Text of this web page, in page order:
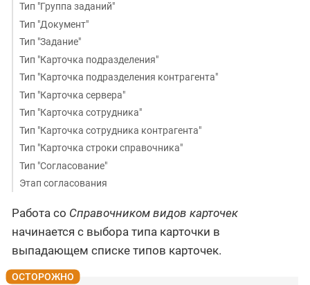
Тип "Группа заданий"
Тип "Документ"
Тип "Задание"
Тип "Карточка подразделения"
Тип "Карточка подразделения контрагента"
Тип "Карточка сервера"
Тип "Карточка сотрудника"
Тип "Карточка сотрудника контрагента"
Тип "Карточка строки справочника"
Тип "Согласование"
Этап согласования
Работа со Справочником видов карточек
начинается с выбора типа карточки в
выпадающем списке типов карточек.